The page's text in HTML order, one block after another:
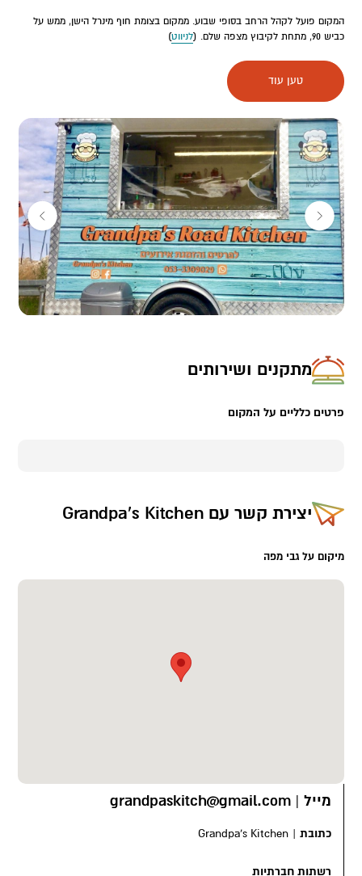
המקום פועל לקהל הרחב בסופי שבוע. ממקום בצומת חוף מינרל הישן, ממש על
כביש 90, מתחת לקיבוץ מצפה שלם. (
לניווט)
אתם מתכננים אירוע באזור ים המלח ומחפשים פתרון להסעדה?
Grandpa's Kitchen יידעו לתת לכם מענה לארוחת פיצות מיוחדת בכל מקום בו
לשאלות ופרטים נוספים צרו קשר.
טען עוד
מתקנים ושירותים
פרטים כלליים על המקום
יצירת קשר עם Grandpa's Kitchen
מיקום על גבי מפה
מייל |
grandpaskitch@gmail.com
כתובת |
Grandpa's Kitchen
רשתות חברתיות